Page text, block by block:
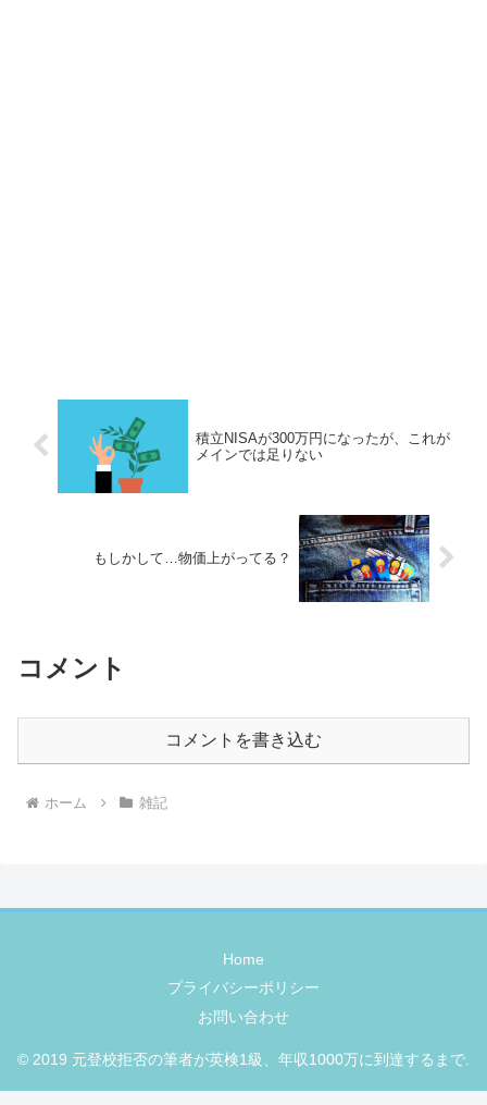
積立NISAが300万円になったが、これが
メインでは足りない
もしかして…物価上がってる？
コメント
コメントを書き込む
ホーム 雑記
Home
プライバシーポリシー
お問い合わせ
© 2019 元登校拒否の筆者が英検1級、年収1000万に到達するまで.